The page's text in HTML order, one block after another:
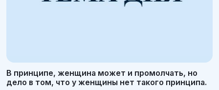
В принципе, женщина может и промолчать, но
дело в том, что у женщины нет такого принципа.